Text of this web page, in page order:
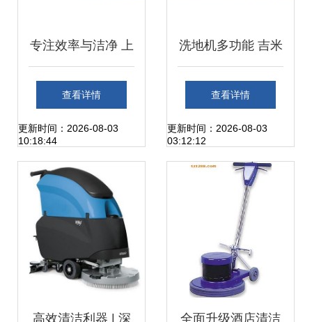
专注效率与洁净 上
海工业洗地机在服
装厂的应用与现代
扫地机市场简析
查看详情
更新时间：2026-08-03
10:18:44
洗地机多功能 吉米
X8评测，洗地机是
不是交智商税？看
完你就知道了
查看详情
更新时间：2026-08-03
03:12:12
高效清洁利器 | 深 全面升级酒店清洁